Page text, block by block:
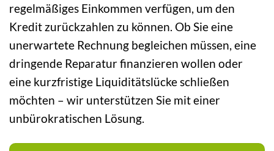
regelmäßiges Einkommen verfügen, um den
Kredit zurückzahlen zu können. Ob Sie eine
unerwartete Rechnung begleichen müssen, eine
dringende Reparatur finanzieren wollen oder
eine kurzfristige Liquiditätslücke schließen
möchten – wir unterstützen Sie mit einer
unbürokratischen Lösung.